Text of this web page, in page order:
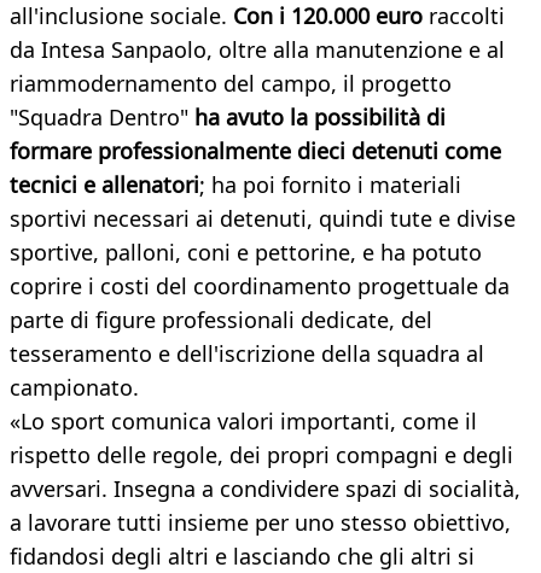
all'inclusione sociale. Con i 120.000 euro raccolti
da Intesa Sanpaolo, oltre alla manutenzione e al
riammodernamento del campo, il progetto
"Squadra Dentro" ha avuto la possibilità di
formare professionalmente dieci detenuti come
tecnici e allenatori; ha poi fornito i materiali
sportivi necessari ai detenuti, quindi tute e divise
sportive, palloni, coni e pettorine, e ha potuto
coprire i costi del coordinamento progettuale da
parte di figure professionali dedicate, del
tesseramento e dell'iscrizione della squadra al
campionato.
«Lo sport comunica valori importanti, come il
rispetto delle regole, dei propri compagni e degli
avversari. Insegna a condividere spazi di socialità,
a lavorare tutti insieme per uno stesso obiettivo,
fidandosi degli altri e lasciando che gli altri si